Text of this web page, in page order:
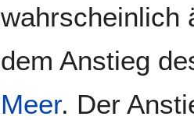
wahrscheinlich
dem Anstieg
Meer. Der